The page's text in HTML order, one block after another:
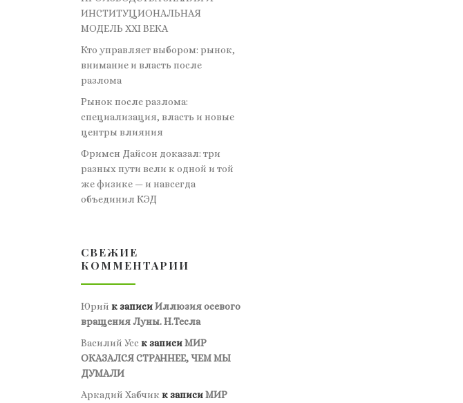
ИНСТИТУЦИОНАЛЬНАЯ
МОДЕЛЬ XXI ВЕКА
Кто управляет выбором: рынок,
внимание и власть после
разлома
Рынок после разлома:
специализация, власть и новые
центры влияния
Фримен Дайсон доказал: три
разных пути вели к одной и той
же физике — и навсегда
объединил КЭД
СВЕЖИЕ
КОММЕНТАРИИ
Юрий к записиИллюзия осевого
вращения Луны. Н.Тесла
Василий Усс к записиМИР
ОКАЗАЛСЯ СТРАННЕЕ, ЧЕМ МЫ
ДУМАЛИ
Аркадий Хабчик к записиМИР